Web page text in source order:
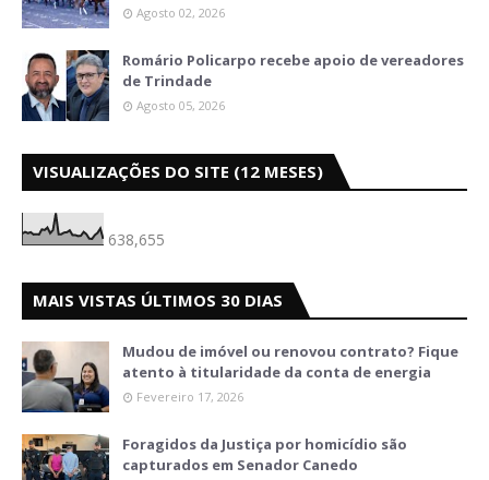
Agosto 02, 2026
Romário Policarpo recebe apoio de vereadores
de Trindade
Agosto 05, 2026
VISUALIZAÇÕES DO SITE (12 MESES)
638,655
MAIS VISTAS ÚLTIMOS 30 DIAS
Mudou de imóvel ou renovou contrato? Fique
atento à titularidade da conta de energia
Fevereiro 17, 2026
Foragidos da Justiça por homicídio são
capturados em Senador Canedo